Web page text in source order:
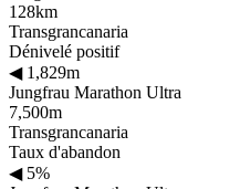
128km
Transgrancanaria
Dénivelé positif
◀1,829m
Jungfrau Marathon Ultra
7,500m
Transgrancanaria
Taux d'abandon
◀5%